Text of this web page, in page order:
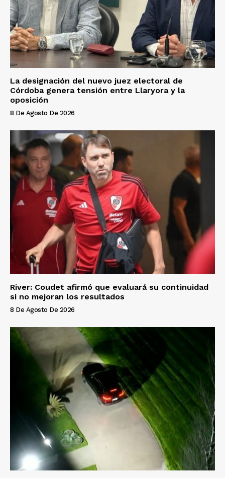
La designación del nuevo juez electoral de
Córdoba genera tensión entre Llaryora y la
oposición
8 De Agosto De 2026
River: Coudet afirmó que evaluará su continuidad
si no mejoran los resultados
8 De Agosto De 2026